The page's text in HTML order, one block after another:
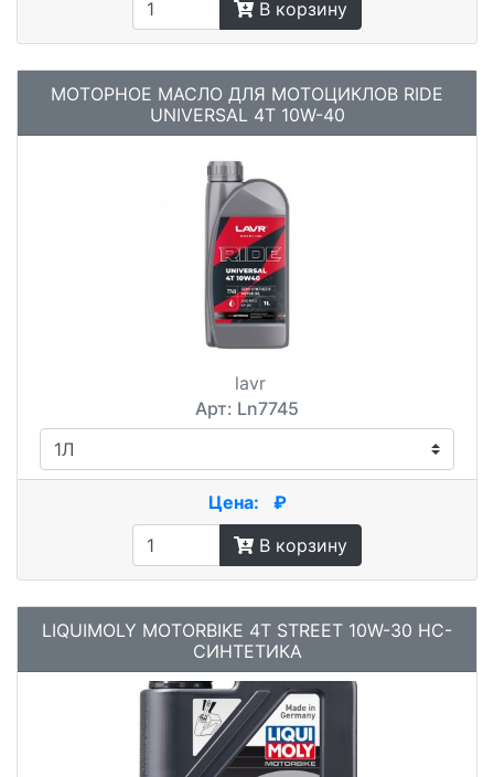
В корзину
МОТОРНОЕ МАСЛО ДЛЯ МОТОЦИКЛОВ RIDE
UNIVERSAL 4T 10W-40
lavr
Арт: Ln7745
Цена:
₽
В корзину
LIQUIMOLY MOTORBIKE 4T STREET 10W-30 НС-
СИНТЕТИКА